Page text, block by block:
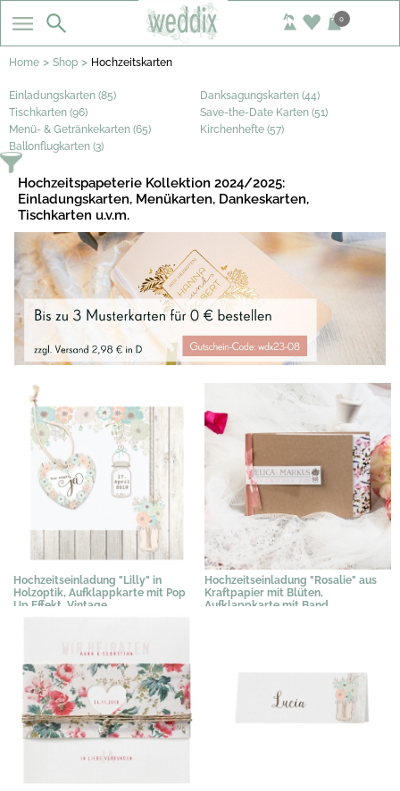
0
Home > Shop > Hochzeitskarten
Einladungskarten (85)
Danksagungskarten (44)
Tischkarten (96)
Save-the-Date Karten (51)
Menü- & Getränkekarten (65)
Kirchenhefte (57)
Ballonflugkarten (3)
Hochzeitspapeterie Kollektion 2024/2025:
Einladungskarten, Menükarten, Dankeskarten,
Tischkarten u.v.m.
Hochzeitseinladung "Lilly" in
Holzoptik, Aufklappkarte mit Pop
Up Effekt, Vintage
Hochzeitseinladung "Rosalie" aus
Kraftpapier mit Blüten,
Aufklappkarte mit Band